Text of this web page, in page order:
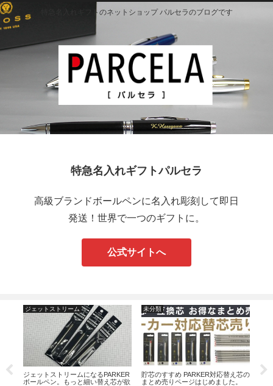
特急名入れギフトのネットショップ パルセラのブログです
特急名入れギフトパルセラ
高級ブランドボールペンに名入れ彫刻して即日
発送！世界で一つのギフトに。
公式サイトへ
素
ジェットストリーム
ジェットストリームになるPARKER
ボールペン。もっと細い替え芯が欲
未分類
貯芯のすすめ PARKER対応替え芯の
まとめ売りページはじめました。
炭